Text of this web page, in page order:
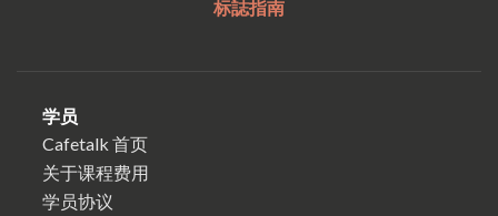
标誌指南
学员
Cafetalk 首页
关于课程费用
学员协议